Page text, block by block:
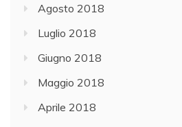
Agosto 2018
Luglio 2018
Giugno 2018
Maggio 2018
Aprile 2018